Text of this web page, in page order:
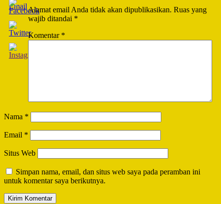
Alamat email Anda tidak akan dipublikasikan. Ruas yang
wajib ditandai *
Komentar *
Nama *
Email *
Situs Web
Simpan nama, email, dan situs web saya pada peramban ini
untuk komentar saya berikutnya.